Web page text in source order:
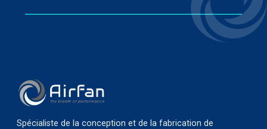
Spécialiste de la conception et de la fabrication de